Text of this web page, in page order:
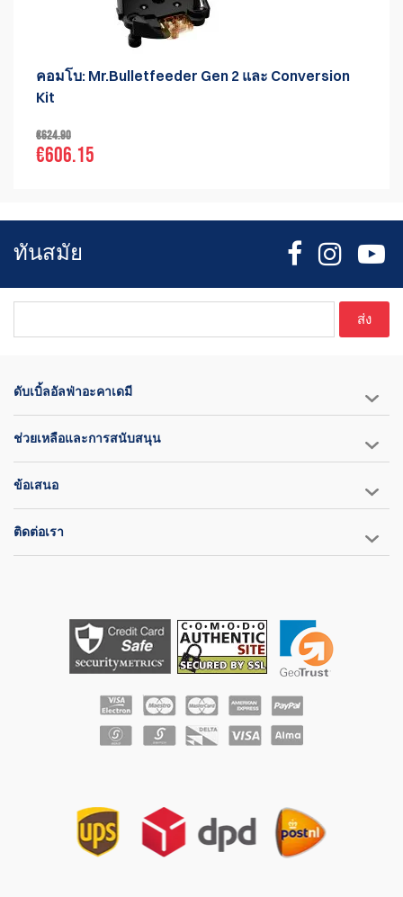
คอมโบ: Mr.Bulletfeeder Gen 2 และ Conversion
Kit
€624.90
€606.15
ทันสมัย
ส่ง
ดับเบิ้ลอัลฟ่าอะคาเดมี
ช่วยเหลือและการสนับสนุน
ข้อเสนอ
ติดต่อเรา